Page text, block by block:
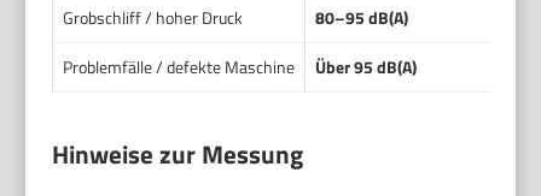
Grobschliff / hoher Druck
80–95 dB(A)
Problemfälle / defekte Maschine
Über 95 dB(A)
Hinweise zur Messung